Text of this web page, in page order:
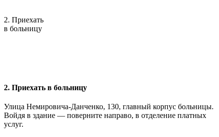
2. Приехать
в больницу
2. Приехать в больницу
Улица Немировича-Данченко, 130, главный корпус больницы.
Войдя в здание — поверните направо, в отделение платных
услуг.